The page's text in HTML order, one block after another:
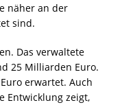
näher an der
sind.
Das verwaltete
25 Milliarden Euro.
erwartet. Auch
Entwicklung zeigt,